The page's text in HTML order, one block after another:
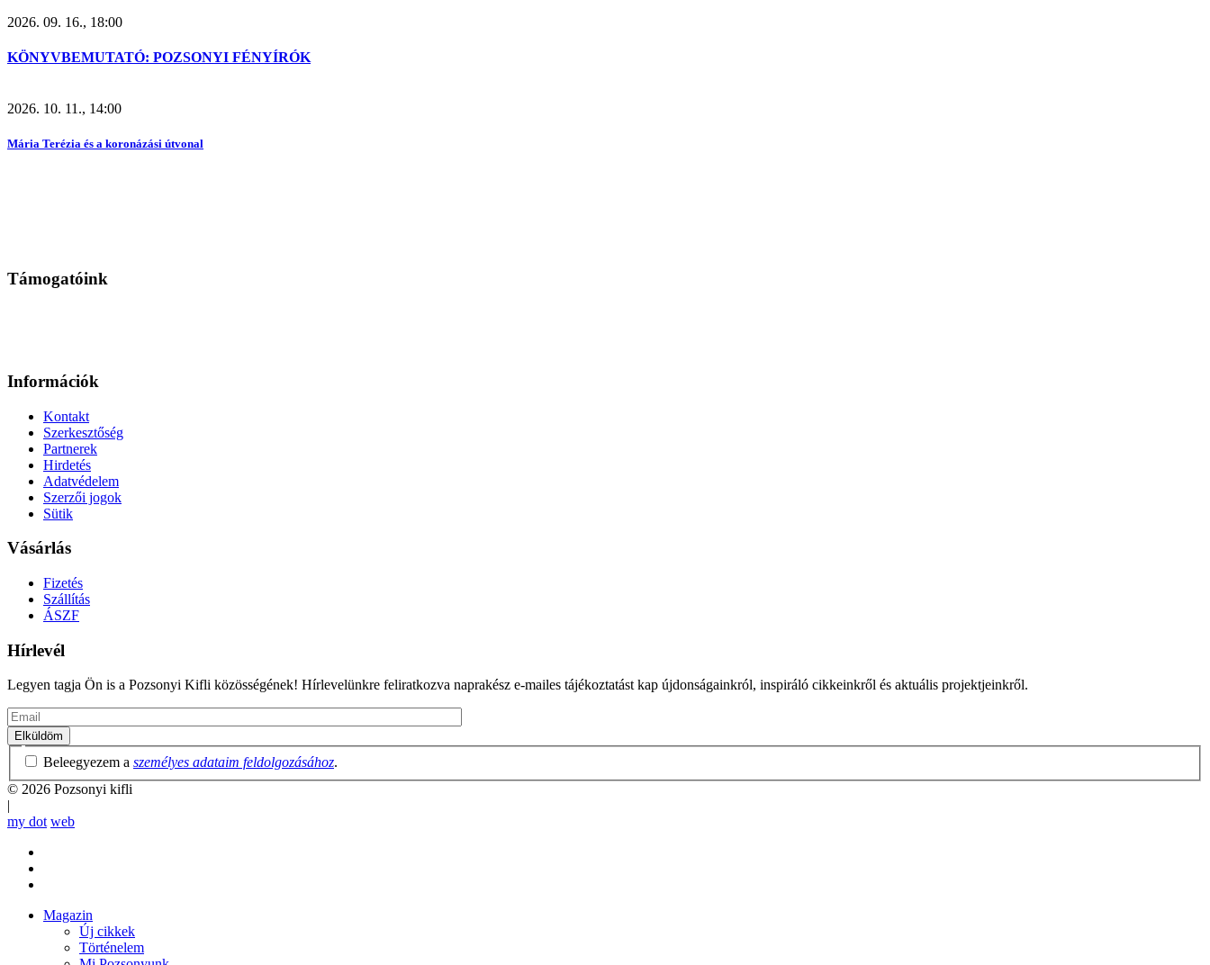
2026. 09. 16., 18:00
KÖNYVBEMUTATÓ: POZSONYI FÉNYÍRÓK
2026. 10. 11., 14:00
Mária Terézia és a koronázási útvonal
Támogatóink
Információk
Kontakt
Szerkesztőség
Partnerek
Hirdetés
Adatvédelem
Szerzői jogok
Sütik
Vásárlás
Fizetés
Szállítás
ÁSZF
Hírlevél
Legyen tagja Ön is a Pozsonyi Kifli közösségének! Hírlevelünkre feliratkozva naprakész e-mailes tájékoztatást kap újdonságainkról, inspiráló cikkeinkről és aktuális projektjeinkről.
Email
Adatvédelmi
irányelvek
Beleegyezem a személyes adataim feldolgozásához.
© 2026 Pozsonyi kifli
|
my dot web
Magazin
Új cikkek
Történelem